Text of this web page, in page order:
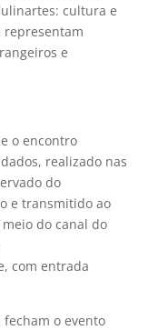
cultura e
representam
e
o encontro
realizado nas
do
e transmitido ao
do canal do
com entrada
fecham o evento